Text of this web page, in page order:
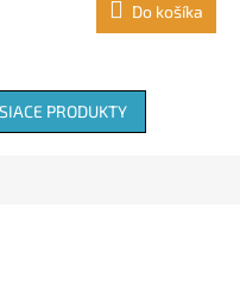
Do košíka
PRODUKTY